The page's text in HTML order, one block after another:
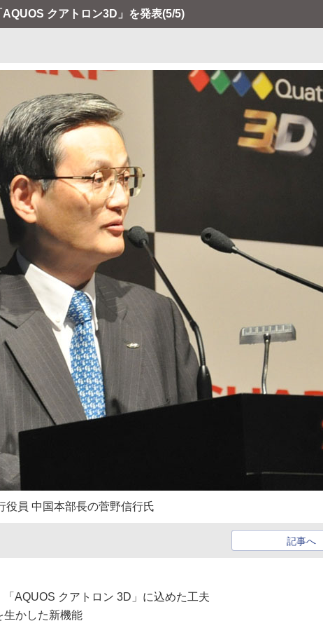
クアトロン3D」を発表(5/5)
役員 中国本部長の菅野信行氏
記事へ
AQUOS クアトロン 3D」に込めた工夫
生かした新機能